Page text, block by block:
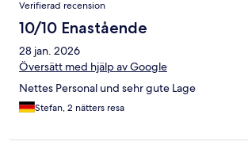
Verifierad recension
10/10 Enastående
28 jan. 2026
Översätt med hjälp av Google
Nettes Personal und sehr gute Lage
Stefan, 2 nätters resa